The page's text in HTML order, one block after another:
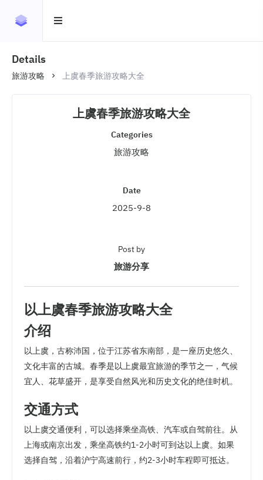
Details
旅游攻略 上虞春季旅游攻略大全
上虞春季旅游攻略大全
Categories
旅游攻略
Date
2025-9-8
Post by
旅游分享
以上虞春季旅游攻略大全
介绍
以上虞，古称沛国，位于江苏省东南部，是一座历史悠久、
文化丰富的古城。春季是以上虞最宜旅游的季节之一，气候
宜人、花草盛开，是享受自然风光和历史文化的绝佳时机。
交通方式
以上虞交通便利，可以选择乘坐高铁、汽车或自驾前往。从
上海或南京出发，乘坐高铁约1-2小时可到达以上虞。如果
选择自驾，沿着沪宁高速前行，约2-3小时车程即可抵达。